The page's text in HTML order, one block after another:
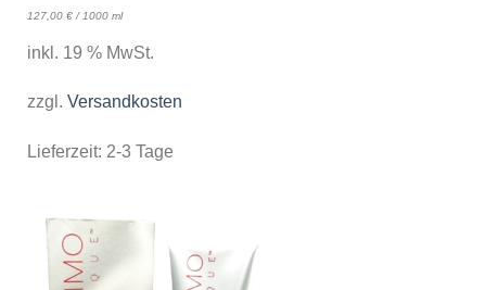
127,00 €/ 1000 ml
inkl. 19 % MwSt.
zzgl. Versandkosten
Lieferzeit: 2-3 Tage